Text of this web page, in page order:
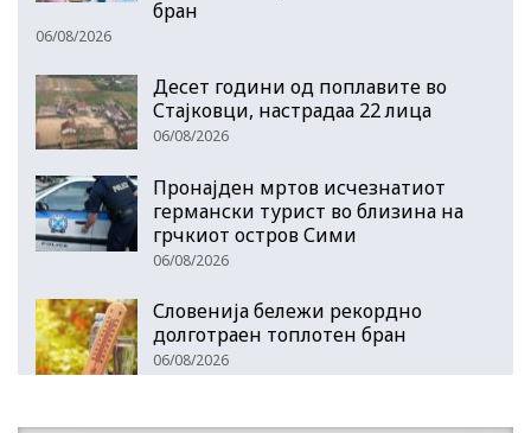
бран
06/08/2026
Десет години од поплавите во
Стајковци, настрадаа 22 лица
06/08/2026
Пронајден мртов исчезнатиот
германски турист во близина на
грчкиот остров Сими
06/08/2026
Словенија бележи рекордно
долготраен топлотен бран
06/08/2026